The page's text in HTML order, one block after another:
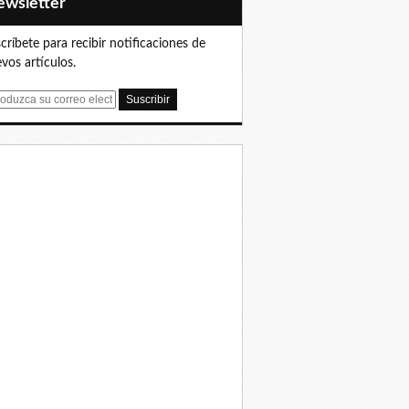
para recibir notificaciones de
artículos.